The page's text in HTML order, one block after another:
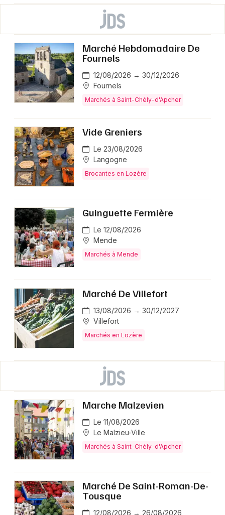
Marché Hebdomadaire De
Fournels
12/08/2026 → 30/12/2026
Fournels
Marchés à Saint-Chély-d'Apcher
Vide Greniers
Le 23/08/2026
Langogne
Brocantes en Lozère
Guinguette Fermière
Le 12/08/2026
Mende
Marchés à Mende
Marché De Villefort
13/08/2026 → 30/12/2027
Villefort
Marchés en Lozère
Marche Malzevien
Le 11/08/2026
Le Malzieu-Ville
Marchés à Saint-Chély-d'Apcher
Marché De Saint-Roman-De-
Tousque
12/08/2026 → 26/08/2026